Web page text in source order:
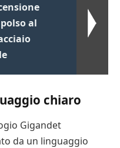
al
chiaro
Gigandet
da un linguaggio